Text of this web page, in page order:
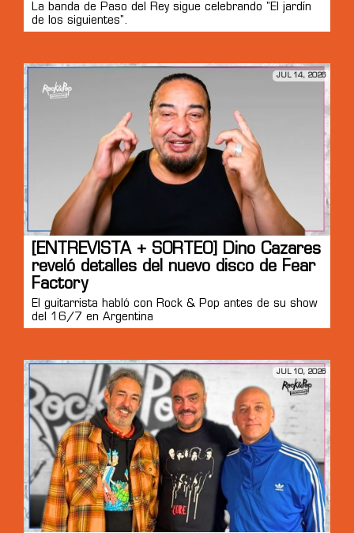
La banda de Paso del Rey sigue celebrando "El jardín
de los siguientes".
JUL 14, 2026
[ENTREVISTA + SORTEO] Dino Cazares
reveló detalles del nuevo disco de Fear
Factory
El guitarrista habló con Rock & Pop antes de su show
del 16/7 en Argentina
JUL 10, 2026